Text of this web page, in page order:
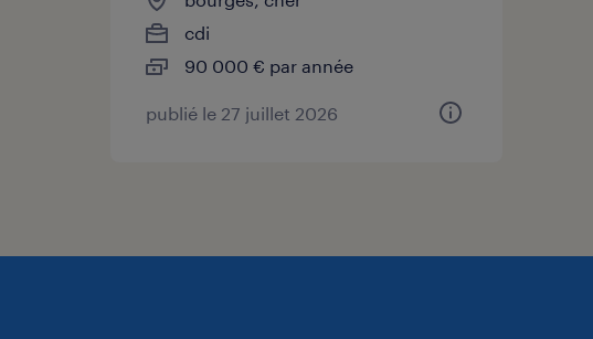
cdi
90 000 € par année
publié le 27 juillet 2026